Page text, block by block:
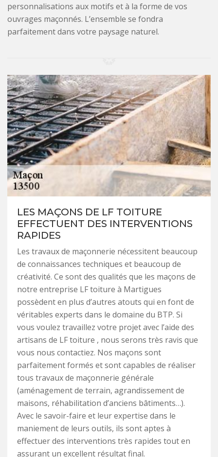
personnalisations aux motifs et à la forme de vos
ouvrages maçonnés. L’ensemble se fondra
parfaitement dans votre paysage naturel.
LES MAÇONS DE LF TOITURE
EFFECTUENT DES INTERVENTIONS
RAPIDES
Les travaux de maçonnerie nécessitent beaucoup
de connaissances techniques et beaucoup de
créativité. Ce sont des qualités que les maçons de
notre entreprise LF toiture à Martigues
possèdent en plus d’autres atouts qui en font de
véritables experts dans le domaine du BTP. Si
vous voulez travaillez votre projet avec l’aide des
artisans de LF toiture , nous serons très ravis que
vous nous contactiez. Nos maçons sont
parfaitement formés et sont capables de réaliser
tous travaux de maçonnerie générale
(aménagement de terrain, agrandissement de
maisons, réhabilitation d’anciens bâtiments…).
Avec le savoir-faire et leur expertise dans le
maniement de leurs outils, ils sont aptes à
effectuer des interventions très rapides tout en
assurant un excellent résultat final.